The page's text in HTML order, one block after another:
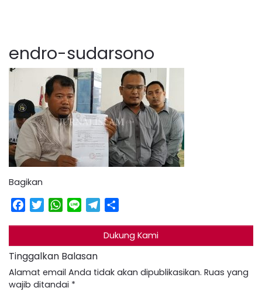
endro-sudarsono
Bagikan
Facebook
TwitterWhatsApp
Line Telegram
Dukung Kami
Tinggalkan Balasan
Alamat email Anda tidak akan dipublikasikan. Ruas yang
wajib ditandai *